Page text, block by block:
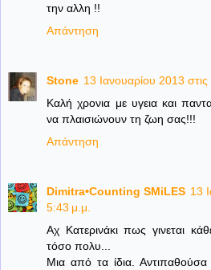
την αλλη !!
Απάντηση
Stone 13 Ιανουαρίου 2013
Καλή χρονια με υγεια και
να πλαισιώνουν τη ζωη σας!!!
Απάντηση
Dimitra•Counting SΜiLES 13
5:43 μ.μ.
Αχ Κατερινάκι πως γινεται
τόσο πολυ...
Μια από τα ίδια.